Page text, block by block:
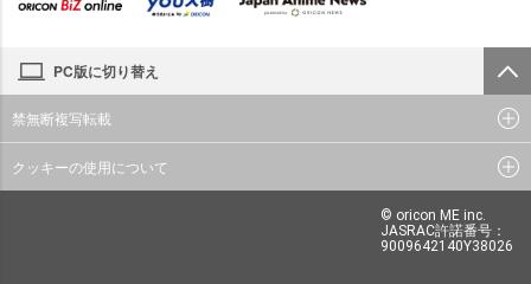
PC版に切り替え
禁無断複写転載
クッキーの使用について
© oricon ME inc.
JASRAC許諾番号：
9009642140Y38026